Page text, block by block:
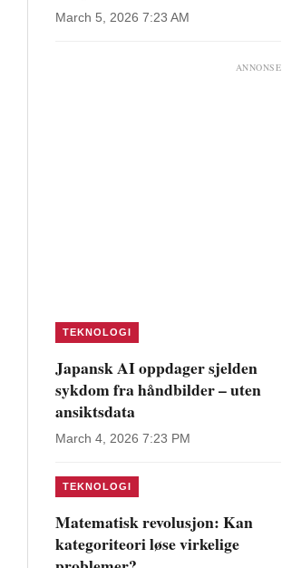
March 5, 2026 7:23 AM
ANNONSE
TEKNOLOGI
Japansk AI oppdager sjelden
sykdom fra håndbilder – uten
ansiktsdata
March 4, 2026 7:23 PM
TEKNOLOGI
Matematisk revolusjon: Kan
kategoriteori løse virkelige